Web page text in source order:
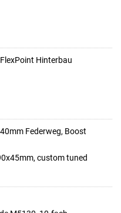
Hinterbau
Federweg, Boost
custom tuned